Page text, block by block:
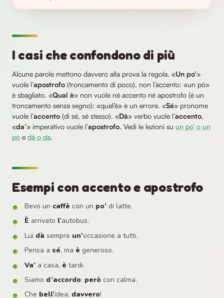
I casi che confondono di più
Alcune parole mettono davvero alla prova la regola. «Un po’»
vuole l’apostrofo (troncamento di poco), non l’accento: «un pò»
è sbagliato. «Qual è» non vuole né accento né apostrofo (è un
troncamento senza segno): «qual’è» è un errore. «Sé» pronome
vuole l’accento (di sé, sé stesso). «Dà» verbo vuole l’accento,
«da’» imperativo vuole l’apostrofo. Vedi le lezioni su un po’ o un
pò e dà o da.
Esempi con accento e apostrofo
Bevo un caffè con un po’ di latte.
È arrivato l’autobus.
Lui dà sempre un’occasione a tutti.
Pensa a sé, ma è generoso.
Va’ a casa, è tardi.
Siamo d’accordo: però con calma.
Che bell’idea, davvero!